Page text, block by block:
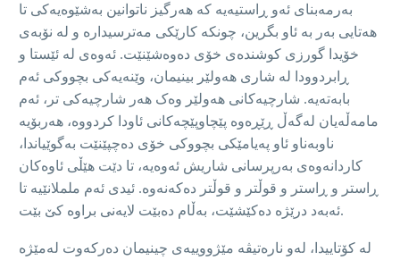
بەرمەبنای ئەو ڕاستیەیە کە هەرگیز ناتوانین بەشێوەیەکی تا
هەتایی بەر بە ئاو بگرین، چونکە کارێکی مەترسیدارە و لە نۆبەی
خۆیدا گورزی کوشندەی خۆی دەوەشێنێت. ئەوەی لە ئێستا و
ڕابردوودا لە شاری هەولێر بینیمان، وێنەیەکی بچووکی ئەم
بابەتەیە. شارچیەکانی هەولێر وەک هەر شارچیەکی تر، ئەم
مامەڵەیان لەگەڵ ڕێڕەوە پێچاوپێچەکانی ئاودا کردووە، هەربۆیە
ناوبەناو ئاو پەیامێکی بچووکی خۆی دەچپێنێت بەگوێیاندا،
کاردانەوەی بەرپرسانی شاریش ئەوەیە، تا دێت هێڵی ئاوەکان
ڕاستر و ڕاستر و قوڵتر و قوڵتر دەکەنەوە. ئیدی ئەم ململانێیە تا
ئەبەد درێژە دەکێشێت، بەڵام دەبێت لایەنی براوە کێ بێت.
لە کۆتاییدا، لەو نارەتیڤە مێژووییەی چینیمان دەرکەوت لەمێژە